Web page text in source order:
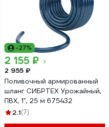
-27%
2 155 ₽
2 955 ₽
Поливочный армированный
шланг СИБРТЕХ Урожайный,
ПВХ, 1", 25 м 675432
2.1(7)